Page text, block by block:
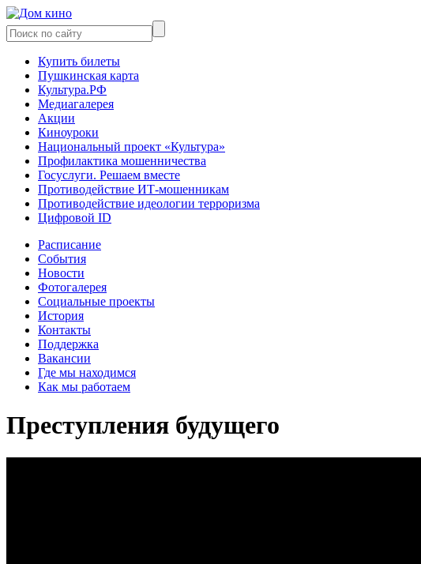
Купить билеты
Пушкинская карта
Культура.РФ
Медиагалерея
Акции
Киноуроки
Национальный проект «Культура»
Профилактика мошенничества
Госуслуги. Решаем вместе
Противодействие ИТ-мошенникам
Противодействие идеологии терроризма
Цифровой ID
Расписание
События
Новости
Фотогалерея
Социальные проекты
История
Контакты
Поддержка
Вакансии
Где мы находимся
Как мы работаем
Преступления будущего